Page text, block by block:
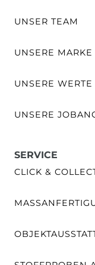
UNSER TEAM
UNSERE MARKE
UNSERE WERTE
UNSERE
SERVICE
CLICK &